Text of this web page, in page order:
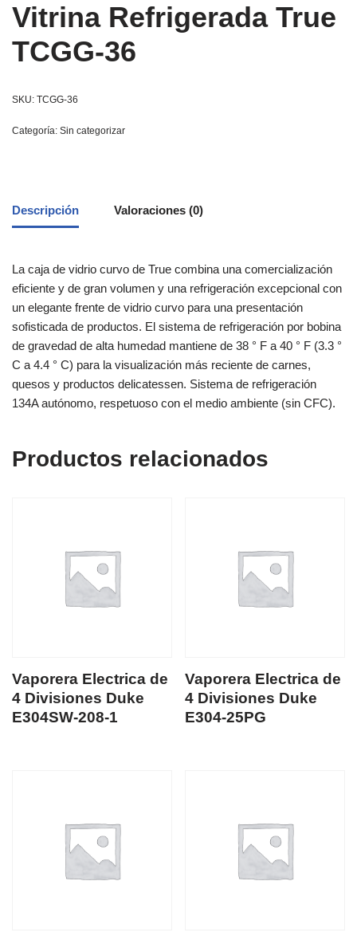
Vitrina Refrigerada True
TCGG-36
SKU: TCGG-36
Categoría: Sin categorizar
Descripción Valoraciones (0)
La caja de vidrio curvo de True combina una comercialización
eficiente y de gran volumen y una refrigeración excepcional con
un elegante frente de vidrio curvo para una presentación
sofisticada de productos. El sistema de refrigeración por bobina
de gravedad de alta humedad mantiene de 38 ° F a 40 ° F (3.3 °
C a 4.4 ° C) para la visualización más reciente de carnes,
quesos y productos delicatessen. Sistema de refrigeración
134A autónomo, respetuoso con el medio ambiente (sin CFC).
Productos relacionados
Vaporera Electrica de
4 Divisiones Duke
E304SW-208-1
Vaporera Electrica de
4 Divisiones Duke
E304-25PG